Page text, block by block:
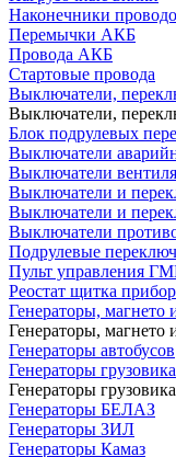
Наконечники
Перемычки АКБ
Провода АКБ
Стартовые провода
Выключатели,
Выключатели,
Блок подрулевых
Выключатели
Выключатели
Выключатели и
Выключатели и
Выключатели
Подрулевые
Пульт управления
Реостат щитка
Генераторы,
Генераторы,
Генераторы автобусов
Генераторы грузовика
Генераторы грузовика
Генераторы БЕЛАЗ
Генераторы ЗИЛ
Генераторы Камаз